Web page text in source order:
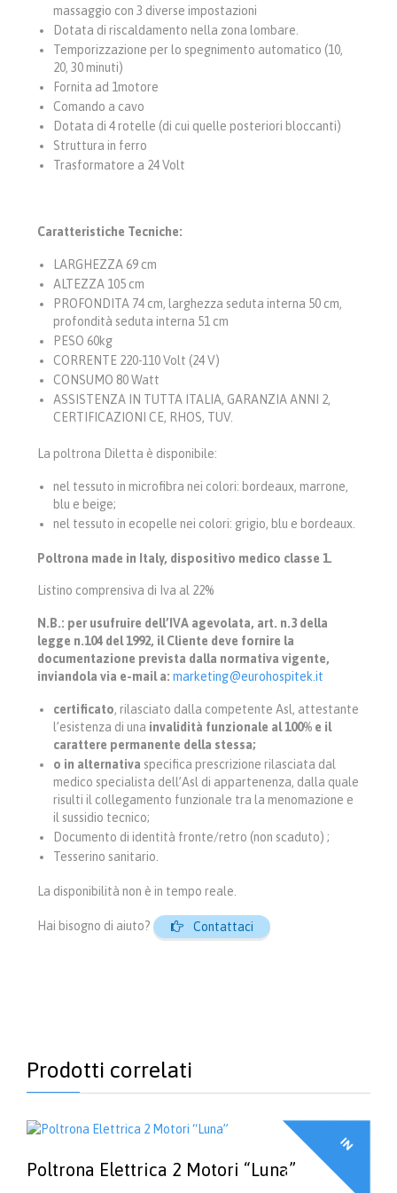
massaggio con 3 diverse impostazioni
Dotata di riscaldamento nella zona lombare.
Temporizzazione per lo spegnimento automatico (10,
20, 30 minuti)
Fornita ad 1motore
Comando a cavo
Dotata di 4 rotelle (di cui quelle posteriori bloccanti)
Struttura in ferro
Trasformatore a 24 Volt
Caratteristiche Tecniche:
LARGHEZZA 69 cm
ALTEZZA 105 cm
PROFONDITA 74 cm, larghezza seduta interna 50 cm,
profondità seduta interna 51 cm
PESO 60kg
CORRENTE 220-110 Volt (24 V)
CONSUMO 80 Watt
ASSISTENZA IN TUTTA ITALIA, GARANZIA ANNI 2,
CERTIFICAZIONI CE, RHOS, TUV.
La poltrona Diletta è disponibile:
nel tessuto in microfibra nei colori: bordeaux, marrone,
blu e beige;
nel tessuto in ecopelle nei colori: grigio, blu e bordeaux.
Poltrona made in Italy, dispositivo medico classe 1.
Listino comprensiva di Iva al 22%
N.B.: per usufruire dell’IVA agevolata, art. n.3 della
legge n.104 del 1992, il Cliente deve fornire la
documentazione prevista dalla normativa vigente,
inviandola via e-mail a: marketing@eurohospitek.it
certificato, rilasciato dalla competente Asl, attestante
l’esistenza di una invalidità funzionale al 100% e il
carattere permanente della stessa;
o in alternativa specifica prescrizione rilasciata dal
medico specialista dell’Asl di appartenenza, dalla quale
risulti il collegamento funzionale tra la menomazione e
il sussidio tecnico;
Documento di identità fronte/retro (non scaduto) ;
Tesserino sanitario.
La disponibilità non è in tempo reale.
Hai bisogno di aiuto?  Contattaci
Prodotti correlati
I
N
F
F
E
R
T
A
Poltrona Elettrica 2 Motori “Luna”